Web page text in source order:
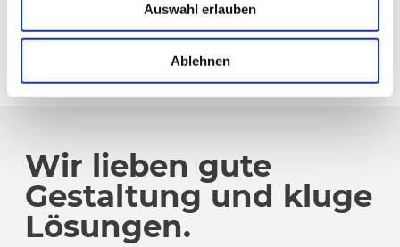
Auswahl erlauben
Ablehnen
Wir lieben gute
Gestaltung und kluge
Lösungen.